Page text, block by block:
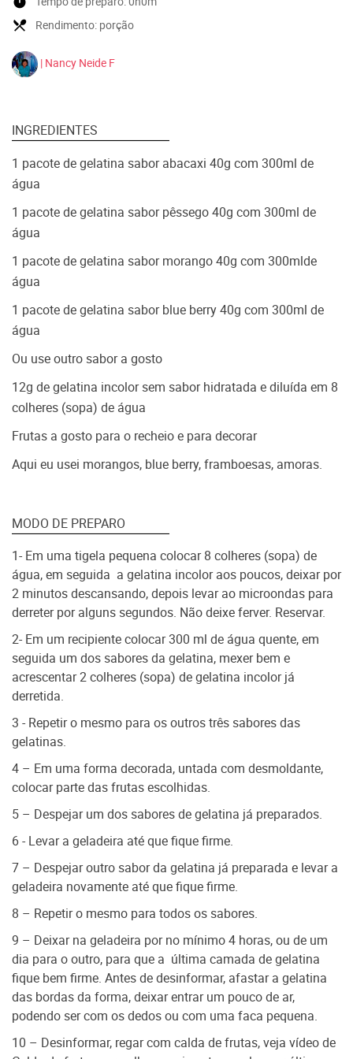
local_dining Rendimento: porção
| Nancy Neide F
INGREDIENTES
1 pacote de gelatina sabor abacaxi 40g com 300ml de
água
1 pacote de gelatina sabor pêssego 40g com 300ml de
água
1 pacote de gelatina sabor morango 40g com 300mlde
água
1 pacote de gelatina sabor blue berry 40g com 300ml de
água
Ou use outro sabor a gosto
12g de gelatina incolor sem sabor hidratada e diluída em 8
colheres (sopa) de água
Frutas a gosto para o recheio e para decorar
Aqui eu usei morangos, blue berry, framboesas, amoras.
MODO DE PREPARO
1- Em uma tigela pequena colocar 8 colheres (sopa) de
água, em seguida a gelatina incolor aos poucos, deixar por
2 minutos descansando, depois levar ao microondas para
derreter por alguns segundos. Não deixe ferver. Reservar.
2- Em um recipiente colocar 300 ml de água quente, em
seguida um dos sabores da gelatina, mexer bem e
acrescentar 2 colheres (sopa) de gelatina incolor já
derretida.
3 - Repetir o mesmo para os outros três sabores das
gelatinas.
4 – Em uma forma decorada, untada com desmoldante,
colocar parte das frutas escolhidas.
5 – Despejar um dos sabores de gelatina já preparados.
6 - Levar a geladeira até que fique firme.
7 – Despejar outro sabor da gelatina já preparada e levar a
geladeira novamente até que fique firme.
8 – Repetir o mesmo para todos os sabores.
9 – Deixar na geladeira por no mínimo 4 horas, ou de um
dia para o outro, para que a última camada de gelatina
fique bem firme. Antes de desinformar, afastar a gelatina
das bordas da forma, deixar entrar um pouco de ar,
podendo ser com os dedos ou com uma faca pequena.
10 – Desinformar, regar com calda de frutas, veja vídeo de